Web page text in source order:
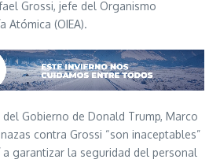
Grossi, jefe del Organismo
Atómica (OIEA).
Gobierno de Donald Trump, Marco
contra Grossi “son inaceptables”
garantizar la seguridad del personal